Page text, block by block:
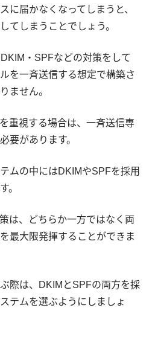
に届かなくなってしまうと、
てしまうことでしょう。
・SPFなどの対策をして
を一斉送信する想定で構築さ
ません。
重視する場合は、一斉送信専
要があります。
ムの中にはDKIMやSPFを採用
。
は、どちらか一方ではなく両
最大限発揮することができま
際は、DKIMとSPFの両方を採
テムを選ぶようにしましょ